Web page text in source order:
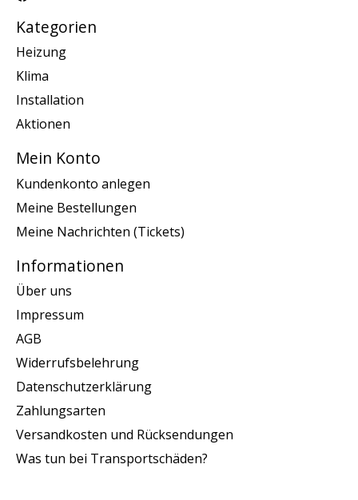
Kategorien
Heizung
Klima
Installation
Aktionen
Mein Konto
Kundenkonto anlegen
Meine Bestellungen
Meine Nachrichten (Tickets)
Informationen
Über uns
Impressum
AGB
Widerrufsbelehrung
Datenschutzerklärung
Zahlungsarten
Versandkosten und Rücksendungen
Was tun bei Transportschäden?